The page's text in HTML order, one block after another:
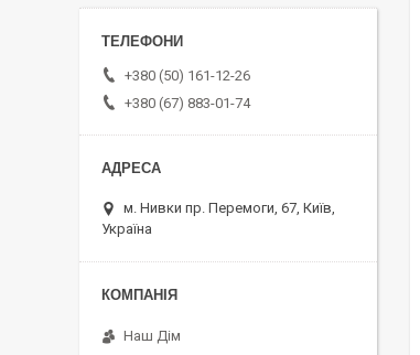
+380 (50) 161-12-26
+380 (67) 883-01-74
м. Нивки пр. Перемоги, 67, Київ,
Україна
Наш Дім